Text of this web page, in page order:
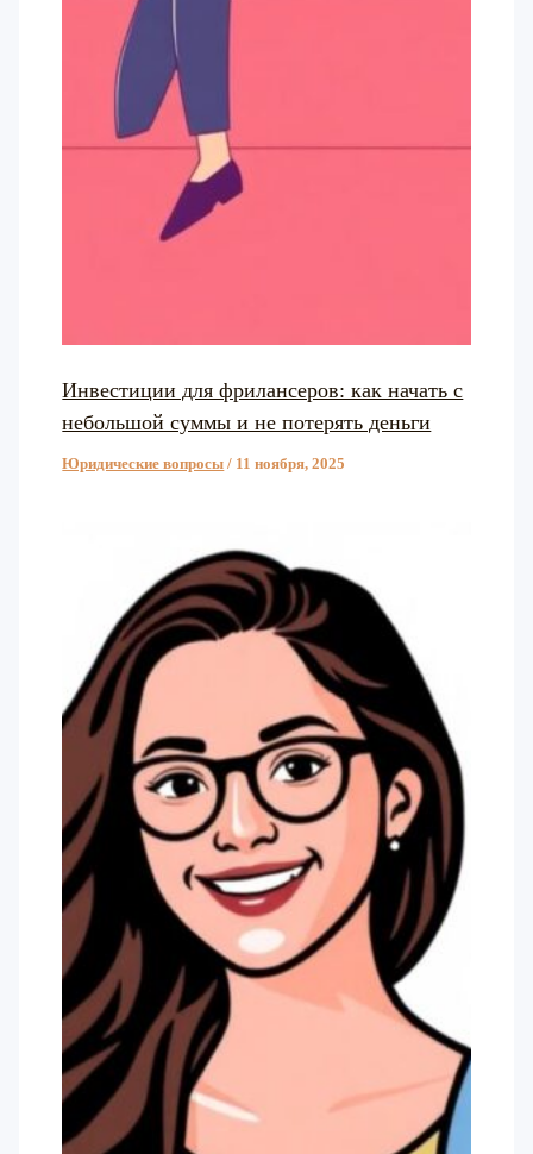
Инвестиции для фрилансеров: как начать с
небольшой суммы и не потерять деньги
Юридические вопросы / 11 ноября, 2025